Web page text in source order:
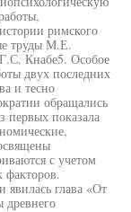
римского
труды М.Е.
Кнабе5. Особое
двух последних
и тесно
обращались
первых показала
с учетом
факторов.
явилась глава «От
древнего